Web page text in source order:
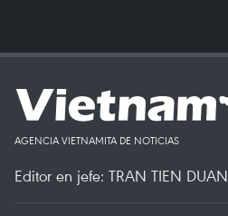
AGENCIA VIETNAMITA DE NOTICIAS
Editor en jefe: TRAN TIEN DUAN